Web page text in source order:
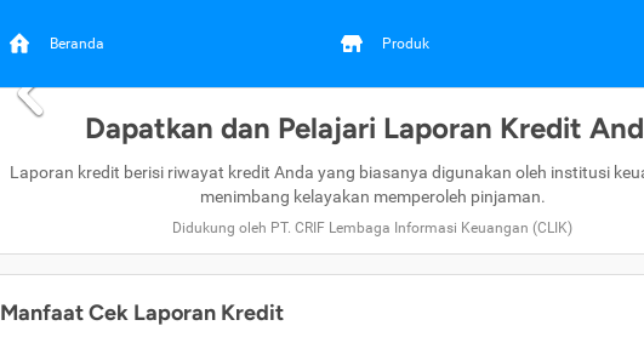
Beranda Produk
Dapatkan dan Pelajari Laporan Kredit
Laporan kredit berisi riwayat kredit Anda yang biasanya digunakan oleh institusi
menimbang kelayakan memperoleh pinjaman.
Didukung oleh PT. CRIF Lembaga Informasi Keuangan (CLIK)
Manfaat Cek Laporan Kredit